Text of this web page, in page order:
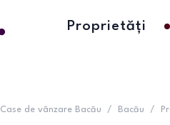
Proprietăți
Case de vânzare Bacău / Bacău /